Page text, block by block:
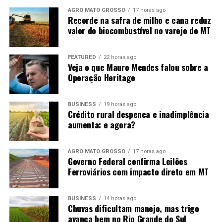
Diante disso, o que favorecerá o mercado será a
manutenção das compras chinesas, o que ainda não é
uma certeza, apesar dos sinais positivos dos últimos
dias.
Fonte:Informativo CEEMA UNIJUÍ, do prof. Dr.
Argemiro Luís Brum¹
1–Professor Titular do PPGDR da UNIJUÍ, doutor em
Economia Internacional pela EHESS de Paris-França,
coordenador, pesquisador e analista de mercado da
CEEMA (FIDENE/UNIJUÍ).
AGRO MATO GROSSO 17 horas ago
Recorde na safra de milho e cana reduz
valor do biocombustível no varejo de MT
FEATURED 22 horas ago
Veja o que Mauro Mendes falou sobre a
Operação Heritage
BUSINESS 19 horas ago
Crédito rural despenca e inadimplência
aumenta: e agora?
AGRO MATO GROSSO 17 horas ago
Governo Federal confirma Leilões
Ferroviários com impacto direto em MT
BUSINESS 14 horas ago
Chuvas dificultam manejo, mas trigo
avança bem no Rio Grande do Sul